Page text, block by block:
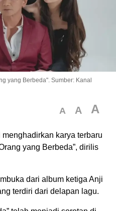
yang Berbeda". Sumber: Kanal
A A A
karya terbaru
yang Berbeda”, dirilis
dari album ketiga Anji
terdiri dari delapan lagu.